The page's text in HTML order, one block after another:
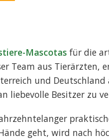
Mascotas für die
Team aus Tierärzten,
und
liebevolle Besitzer zu
geht, wird nach